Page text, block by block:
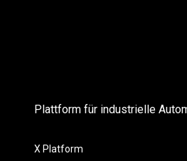
Plattform für industrielle
X Platform